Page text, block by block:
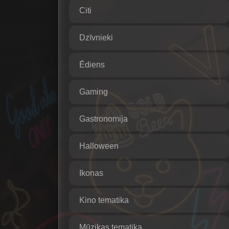
Citi
Dzīvnieki
Ēdiens
Gaming
Gastronomija
Halloween
Ikonas
Kino tematika
Mūzikas tematika